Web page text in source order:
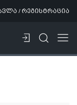
/ რეგისტრაცია